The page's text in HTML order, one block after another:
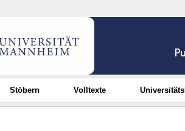
Stöbern Volltexte